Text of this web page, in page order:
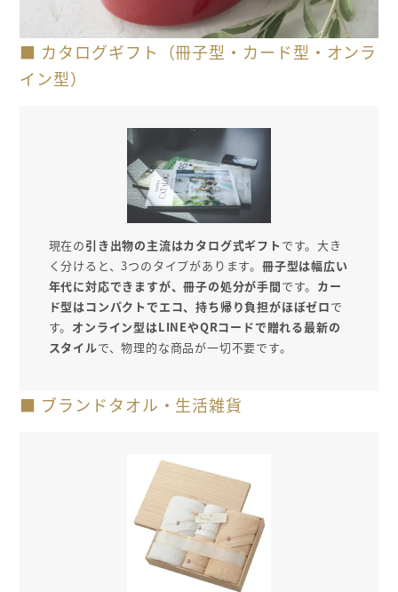
■ カタログギフト（冊子型・カード型・オンラ
イン型）
現在の引き出物の主流はカタログ式ギフト です。大き
く分けると、3つのタイプがあります。冊子型は幅広い
年代に対応できますが、冊子の処分が手間です。 カー
ド型はコンパクトでエコ、持ち帰り負担がほぼゼロで
す。 オンライン型はLINEやQRコードで贈れる最新の
スタイルで、物理的な商品が一切不要です。
■ ブランドタオル・生活雑貨